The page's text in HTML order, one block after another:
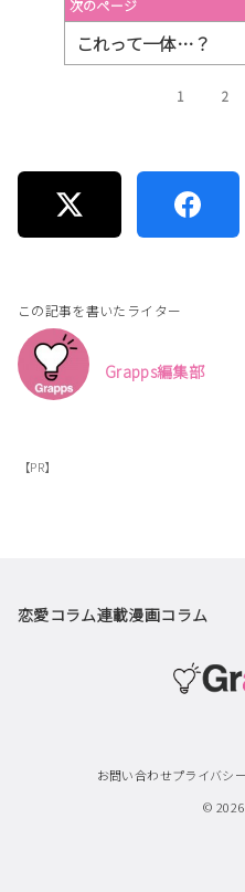
次のページ
これって一体…？
1 2
この記事を書いたライター
Grapps編集部
【PR】
恋愛コラム連載漫画コラム
お問い合わせプライバシ
© 2026